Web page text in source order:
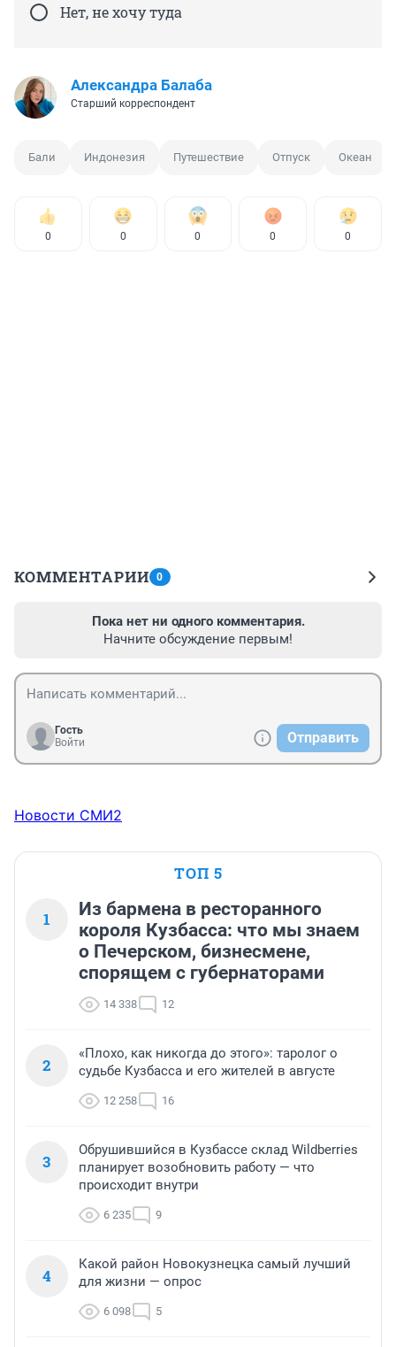
Нет, не хочу туда
Александра Балаба
Старший корреспондент
Бали Индонезия Путешествие Отпуск Океан
0 0 0 0 0
КОММЕНТАРИИ 0
Пока нет ни одного комментария.
Начните обсуждение первым!
Гость
Войти
Отправить
Новости СМИ2
ТОП 5
1
Из бармена в ресторанного
короля Кузбасса: что мы знаем
о Печерском, бизнесмене,
спорящем с губернаторами
14 338 12
2
«Плохо, как никогда до этого»: таролог о
судьбе Кузбасса и его жителей в августе
12 258 16
3
Обрушившийся в Кузбассе склад Wildberries
планирует возобновить работу — что
происходит внутри
6 235 9
4
Какой район Новокузнецка самый лучший
для жизни — опрос
6 098 5